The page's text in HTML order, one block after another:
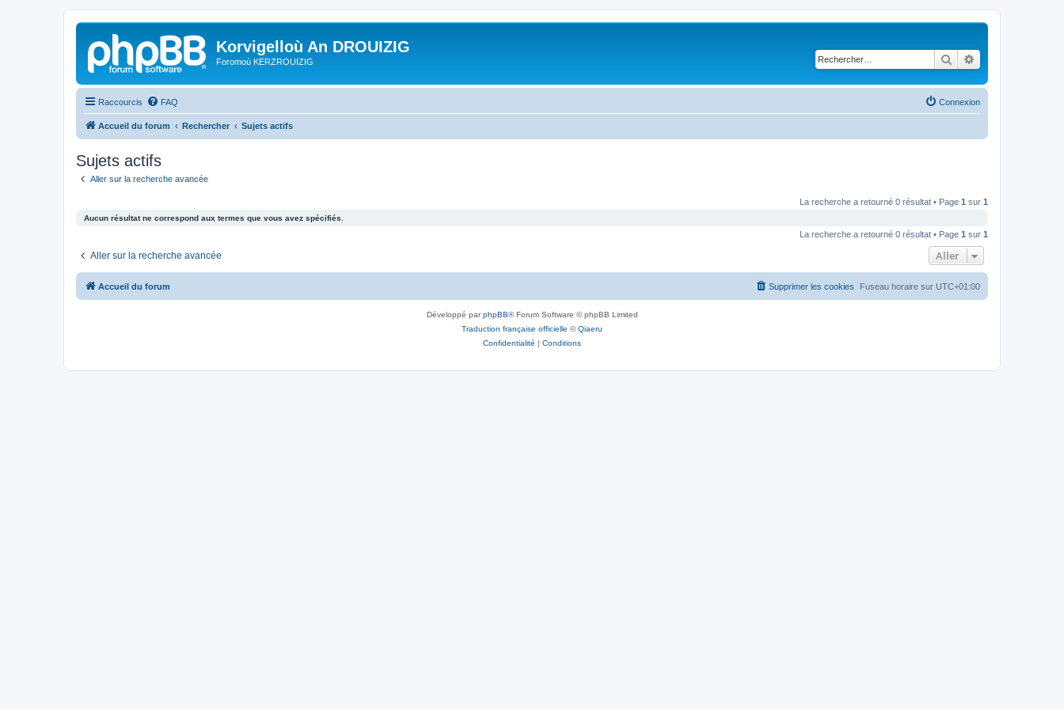
Korvigelloù An DROUIZIG
Foromoù KERZROUIZIG Rechercher
Raccourcis FAQ Connexion
Accueil du forum Rechercher Sujets actifs
Sujets actifs
Aller sur la recherche avancée
La recherche a retourné 0 résultat • Page 1 sur 1
Aucun résultat ne correspond aux termes que vous avez spécifiés.
La recherche a retourné 0 résultat • Page 1 sur 1
Aller sur la recherche avancée Aller
Accueil du forum Fuseau horaire sur UTC+01:00
Supprimer les cookies
Développé parphpBB® Forum Software © phpBB Limited
Traduction française officielle ©Qiaeru
Confidentialité | Conditions